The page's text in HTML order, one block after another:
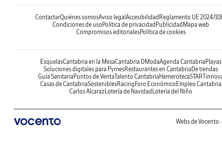
ContactarQuiénes somosAviso legal Accesibilidad Reglamento UE 2024/
Condiciones de uso Política de privacidad Publicidad Mapa web
Compromisos editorialesPolítica de cookies
EsquelasCantabria en la MesaCantabria DModaAgenda Cantabria Playas
Soluciones digitales para PymesRestaurantes en Cantabria De tiendas
Guía Sanitaria Puntos de VentaTalento Cantabria Hemeroteca
Casas de CantabriaSosteniblesRacing Foro Económico Empleo Cantabria
Carlos AlcarazLotería de Navidad Lotería del Niño
Webs de Vocento